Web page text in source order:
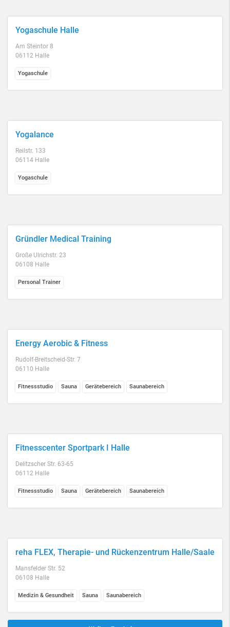
Yogaschule Halle
Am Steintor 8
06112 Halle
Yogaschule
Yogalance
Reilstr. 133
06114 Halle
Yogaschule
Gründler Medical Training
Große Ulrichstr. 23
06108 Halle
Personal Trainer
Energy Aerobic & Fitness
Rudolf-Breitscheid-Str. 7
06110 Halle
Fitnessstudio Sauna Gerätebereich Saunabereich
Fitnesscenter Sportpark I Halle
Delitzscher Str. 63-65
06112 Halle
Fitnessstudio Sauna Gerätebereich Saunabereich
reha FLEX, Therapie- und Rückenzentrum Halle/Saale
Mansfelder Str. 52
06108 Halle
Medizin & Gesundheit Sauna Saunabereich